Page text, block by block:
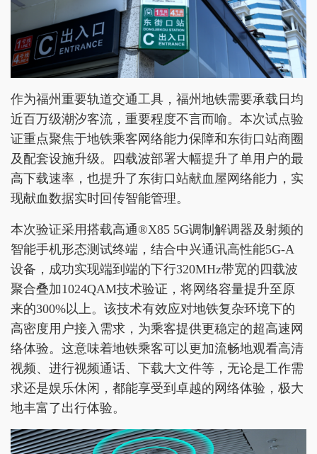
作为福州重要轨道交通工具，福州地铁需要承载日均
近百万级潮汐客流，重要程度不言而喻。本次试点验
证重点聚焦于地铁乘客网络能力保障和东街口站商圈
及配套设施升级。四载波部署大幅提升了单用户的最
高下载速率，也提升了东街口站献血屋网络能力，实
现献血数据实时回传智能管理。
本次验证采用搭载高通®X85 5G调制解调器及射频的
智能手机形态测试终端，结合中兴通讯高性能5G-A
设备，成功实现端到端的下行320MHz带宽的四载波
聚合叠加1024QAM技术验证，将网络容量提升至原
来的300%以上。该技术有效应对地铁复杂环境下的
高密度用户接入需求，为乘客提供更稳定的超高速网
络体验。这意味着地铁乘客可以更加流畅地观看高清
视频、进行视频通话、下载大文件等，无论是工作需
求还是娱乐休闲，都能享受到卓越的网络体验，极大
地丰富了出行体验。